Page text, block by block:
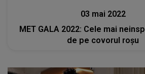
03 mai 2022
MET GALA 2022: Cele mai
de pe covorul roșu